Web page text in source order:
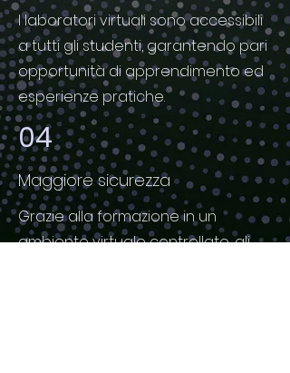
I laboratori virtuali sono accessibili
a tutti gli studenti, garantendo pari
opportunità di apprendimento ed
esperienze pratiche.
04
Maggiore sicurezza
Grazie alla formazione in un
ambiente virtuale controllato, gli